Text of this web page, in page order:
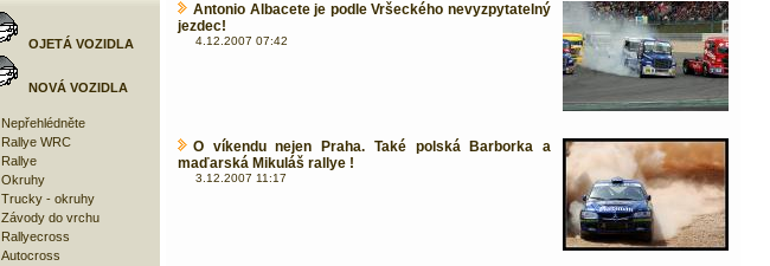
OJETÁ VOZIDLA
NOVÁ VOZIDLA
Nepřehlédněte
Rallye WRC
Rallye
Okruhy
Trucky - okruhy
Závody do vrchu
Rallyecross
Autocross
Antonio Albacete je podle Vršeckého nevyzpytatelný
jezdec!
4.12.2007 07:42
O víkendu nejen Praha. Také polská Barborka a
maďarská Mikuláš rallye !
3.12.2007 11:17